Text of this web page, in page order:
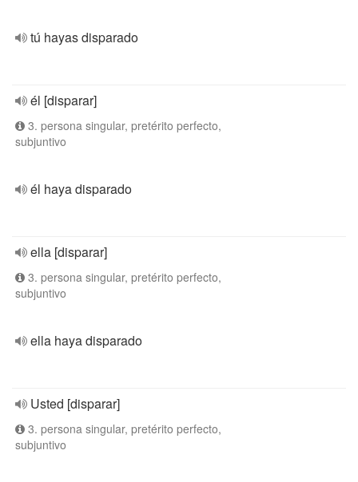
tú hayas disparado
él [disparar]
3. persona singular, pretérito perfecto,
subjuntivo
él haya disparado
ella [disparar]
3. persona singular, pretérito perfecto,
subjuntivo
ella haya disparado
Usted [disparar]
3. persona singular, pretérito perfecto,
subjuntivo